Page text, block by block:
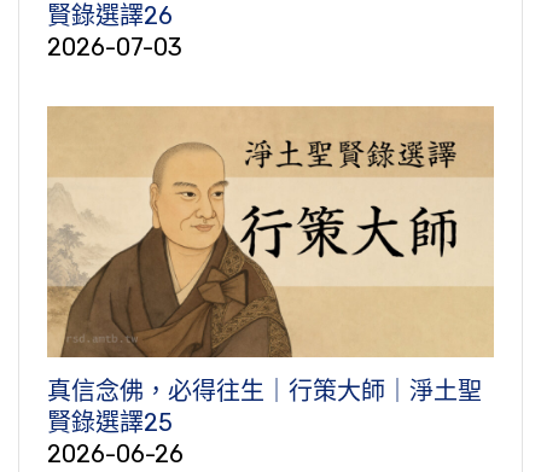
賢錄選譯26
2026-07-03
真信念佛，必得往生｜行策大師｜淨土聖
賢錄選譯25
2026-06-26